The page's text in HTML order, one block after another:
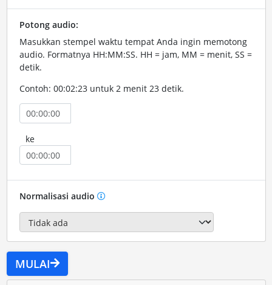
Potong audio:
Masukkan stempel waktu tempat Anda ingin memotong
audio. Formatnya HH:MM:SS. HH = jam, MM = menit, SS =
detik.
Contoh: 00:02:23 untuk 2 menit 23 detik.
ke
Normalisasi audio
MULAI